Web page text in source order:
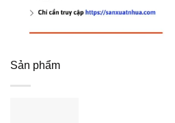
Sản phẩm